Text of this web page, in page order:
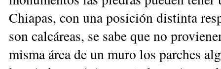
Chiapas, con una posición distinta
son calcáreas, se sabe que no
misma área de un muro los parches